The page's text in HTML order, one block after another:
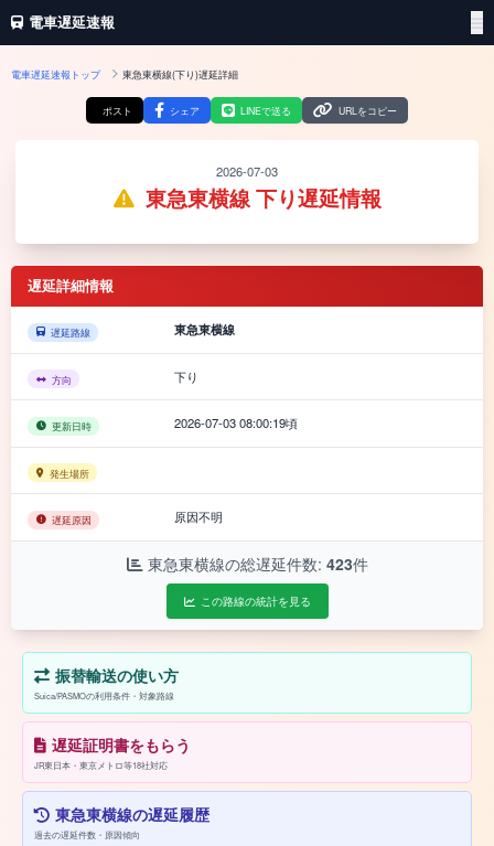
電車遅延速報
電車遅延速報トップ 東急東横線(下り)遅延詳細
ポスト シェア LINEで送る URLをコピー
2026-07-03
東急東横線 下り遅延情報
遅延詳細情報
遅延路線 東急東横線
方向 下り
更新日時 2026-07-03 08:00:19頃
発生場所
遅延原因 原因不明
東急東横線の総遅延件数: 423件
この路線の統計を見る
振替輸送の使い方
Suica/PASMOの利用条件・対象路線
遅延証明書をもらう
JR東日本・東京メトロ等18社対応
東急東横線の遅延履歴
過去の遅延件数・原因傾向